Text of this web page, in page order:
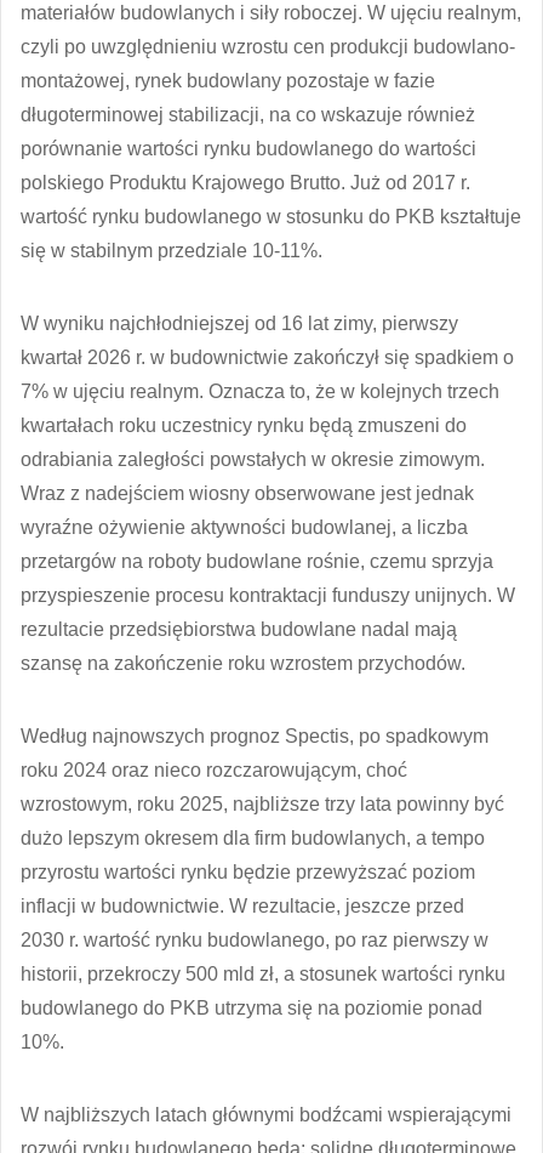
materiałów budowlanych i siły roboczej. W ujęciu realnym,
czyli po uwzględnieniu wzrostu cen produkcji budowlano-
montażowej, rynek budowlany pozostaje w fazie
długoterminowej stabilizacji, na co wskazuje również
porównanie wartości rynku budowlanego do wartości
polskiego Produktu Krajowego Brutto. Już od 2017 r.
wartość rynku budowlanego w stosunku do PKB kształtuje
się w stabilnym przedziale 10-11%.
W wyniku najchłodniejszej od 16 lat zimy, pierwszy
kwartał 2026 r. w budownictwie zakończył się spadkiem o
7% w ujęciu realnym. Oznacza to, że w kolejnych trzech
kwartałach roku uczestnicy rynku będą zmuszeni do
odrabiania zaległości powstałych w okresie zimowym.
Wraz z nadejściem wiosny obserwowane jest jednak
wyraźne ożywienie aktywności budowlanej, a liczba
przetargów na roboty budowlane rośnie, czemu sprzyja
przyspieszenie procesu kontraktacji funduszy unijnych. W
rezultacie przedsiębiorstwa budowlane nadal mają
szansę na zakończenie roku wzrostem przychodów.
Według najnowszych prognoz Spectis, po spadkowym
roku 2024 oraz nieco rozczarowującym, choć
wzrostowym, roku 2025, najbliższe trzy lata powinny być
dużo lepszym okresem dla firm budowlanych, a tempo
przyrostu wartości rynku będzie przewyższać poziom
inflacji w budownictwie. W rezultacie, jeszcze przed
2030 r. wartość rynku budowlanego, po raz pierwszy w
historii, przekroczy 500 mld zł, a stosunek wartości rynku
budowlanego do PKB utrzyma się na poziomie ponad
10%.
W najbliższych latach głównymi bodźcami wspierającymi
rozwój rynku budowlanego będą: solidne długoterminowe